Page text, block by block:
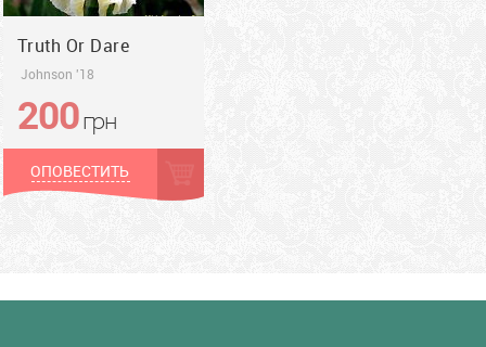
Truth Or Dare
Johnson '18
грн
200грн
ОПОВЕСТИТЬ